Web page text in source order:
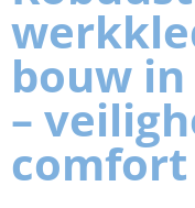
bouw
–
comfort